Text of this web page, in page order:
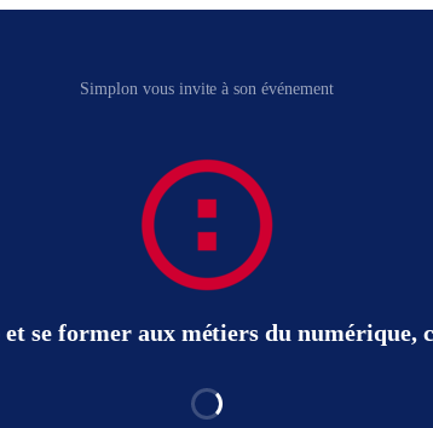
Simplon vous invite à son événement
se former aux métiers du numérique,